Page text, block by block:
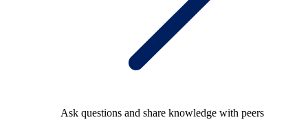
Ask questions and share knowledge with peers